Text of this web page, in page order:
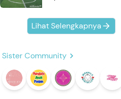
Kompak Banget!
Lihat Selengkapnya
Sister Community